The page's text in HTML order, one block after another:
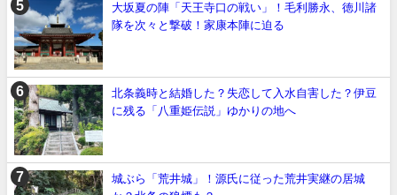
大坂夏の陣「天王寺口の戦い」！毛利勝永、徳川諸
隊を次々と撃破！家康本陣に迫る
北条義時と結婚した？失恋して入水自害した？伊豆
に残る「八重姫伝説」ゆかりの地へ
城ぶら「荒井城」！源氏に従った荒井実継の居城